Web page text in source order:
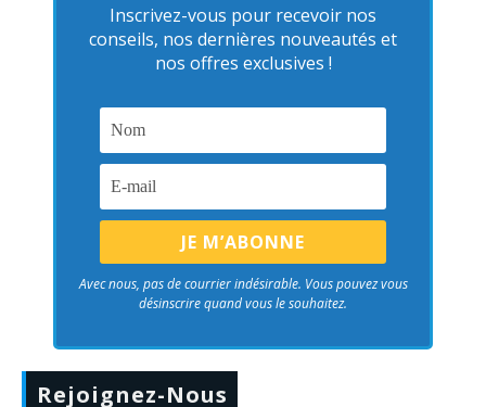
Inscrivez-vous pour recevoir nos
conseils, nos dernières nouveautés et
nos offres exclusives !
Avec nous, pas de courrier indésirable. Vous pouvez vous
désinscrire quand vous le souhaitez.
Rejoignez-Nous